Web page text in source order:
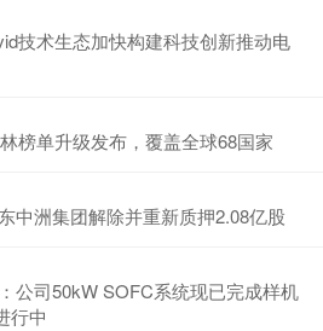
技术生态加快构建科技创新推动电
榜单升级发布，覆盖全球68国家
中洲集团解除并重新质押2.08亿股
公司50kW SOFC系统现已完成样机
行中